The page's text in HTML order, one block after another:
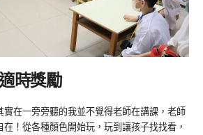
時獎勵
在一旁旁聽的我並不覺得老師在講課，老師
！從各種顏色開始玩，玩到讓孩子找找看，